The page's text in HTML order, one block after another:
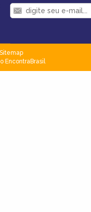
Sitemap
EncontraBrasil